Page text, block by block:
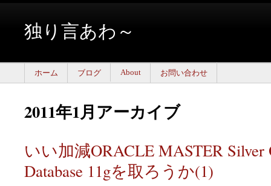
独り言あわ～
ホーム ブログ About お問い合わせ
2011年1月アーカイブ
いい加減ORACLE MASTER Silver
Database 11gを取ろうか(1)